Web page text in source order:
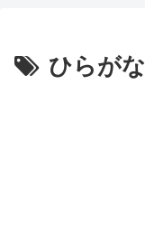
ひらがな